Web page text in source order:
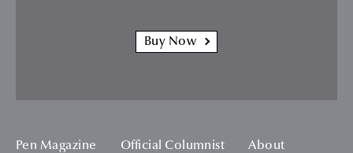
Buy Now
Pen Magazine Official Columnist
About